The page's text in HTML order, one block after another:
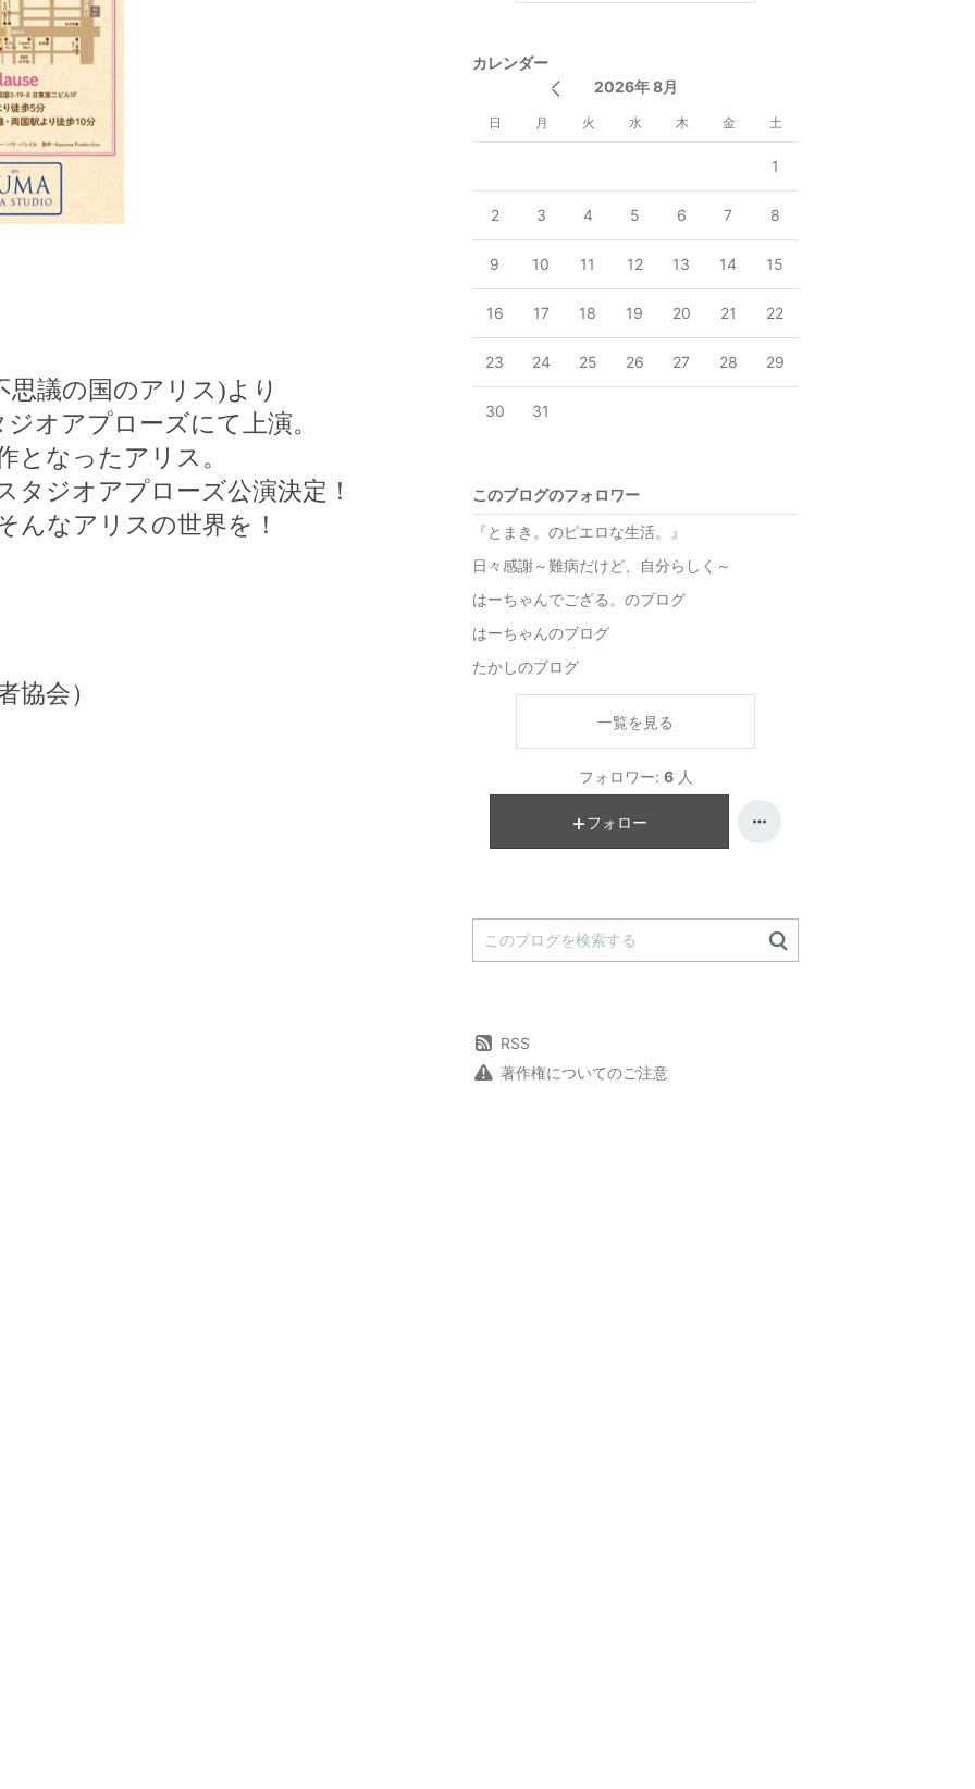
思議の国のアリス)より
オアプローズにて上演。
となったアリス。
タジオアプローズ公演決定！
んなアリスの世界を！
協会）
カレンダー
2026年 8月
日 月 火 水 木 金 土
1
2 3 4 5 6 7 8
9 10 11 12 13 14 15
16 17 18 19 20 21 22
23 24 25 26 27 28 29
30 31
このブログのフォロワー
『とまき。のピエロな生活。』
日々感謝～難病だけど、自分らしく～
はーちゃんでござる。のブログ
はーちゃんのブログ
たかしのブログ
一覧を見る
フォロワー: 6 人
フォロー
RSS
著作権についてのご注意